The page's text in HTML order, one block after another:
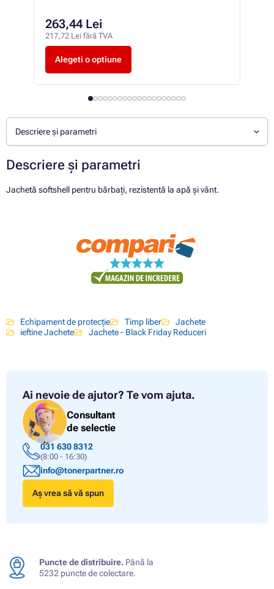
263,44 Lei
217,72 Lei fără TVA
Alegeti o optiune
Descriere și parametri
Descriere și parametri
Jachetă softshell pentru bărbați, rezistentă la apă și vânt.
Echipament de protecție Timp liber
Jachete
ieftine Jachete
Jachete - Black Friday Reduceri
Ai nevoie de ajutor? Te vom ajuta.
Consultant
de selectie
031 630 8312
(8:00 - 16:30)
info@tonerpartner.ro
Aș vrea să vă spun
Puncte de distribuire. Până la
5232 puncte de colectare.